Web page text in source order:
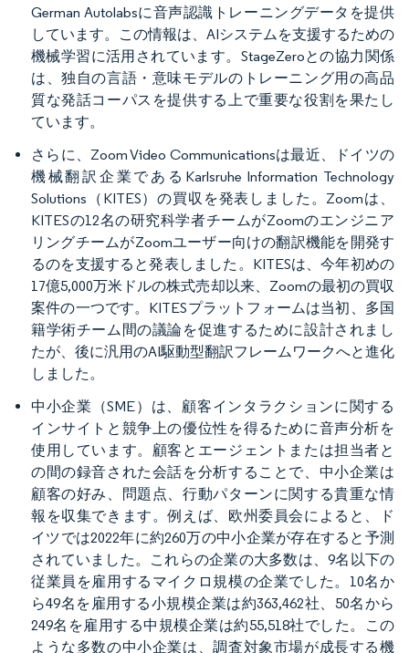
German Autolabsに音声認識トレーニングデータを提供
しています。この情報は、AIシステムを支援するための
機械学習に活用されています。StageZeroとの協力関係
は、独自の言語・意味モデルのトレーニング用の高品
質な発話コーパスを提供する上で重要な役割を果たし
ています。
さらに、Zoom Video Communicationsは最近、ドイツの
機械翻訳企業であるKarlsruhe Information Technology
Solutions（KITES）の買収を発表しました。Zoomは、
KITESの12名の研究科学者チームがZoomのエンジニア
リングチームがZoomユーザー向けの翻訳機能を開発す
るのを支援すると発表しました。KITESは、今年初めの
17億5,000万米ドルの株式売却以来、Zoomの最初の買収
案件の一つです。KITESプラットフォームは当初、多国
籍学術チーム間の議論を促進するために設計されまし
たが、後に汎用のAI駆動型翻訳フレームワークへと進化
しました。
中小企業（SME）は、顧客インタラクションに関する
インサイトと競争上の優位性を得るために音声分析を
使用しています。顧客とエージェントまたは担当者と
の間の録音された会話を分析することで、中小企業は
顧客の好み、問題点、行動パターンに関する貴重な情
報を収集できます。例えば、欧州委員会によると、ド
イツでは2022年に約260万の中小企業が存在すると予測
されていました。これらの企業の大多数は、9名以下の
従業員を雇用するマイクロ規模の企業でした。10名か
ら49名を雇用する小規模企業は約363,462社、50名から
249名を雇用する中規模企業は約55,518社でした。この
ような多数の中小企業は、調査対象市場が成長する機